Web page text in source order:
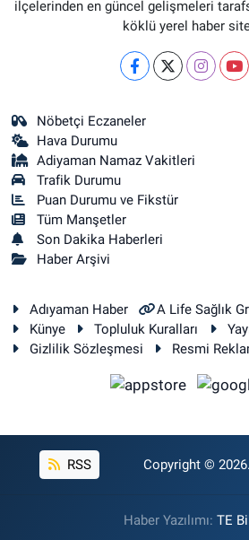
ilçelerinden en güncel gelişmeleri
köklü yerel haber
Nöbetçi Eczaneler
Hava Durumu
Adiyaman Namaz Vakitleri
Trafik Durumu
Puan Durumu ve Fikstür
Tüm Manşetler
Son Dakika Haberleri
Haber Arşivi
Adıyaman Haber A Life Sağlık
Künye
Topluluk Kuralları
Gizlilik Sözleşmesi
Resmi
RSS Copyright © 2026.
Haber Yazılımı: TE